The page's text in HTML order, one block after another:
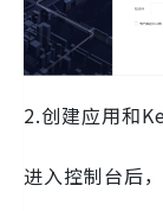
2.创建应用和
进入控制台后